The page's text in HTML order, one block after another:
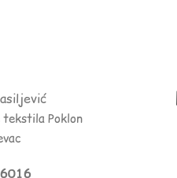
tekstila Poklon